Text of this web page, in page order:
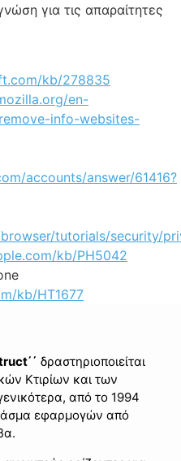
για τις απαραίτητες
kb/278835
en-
info-websites-
accounts/answer/61416?
tutorials/security/
kb/PH5042
kb/HT1677
δραστηριοποιείται
Κτιρίων και των
από το 1994
εφαρµογών από